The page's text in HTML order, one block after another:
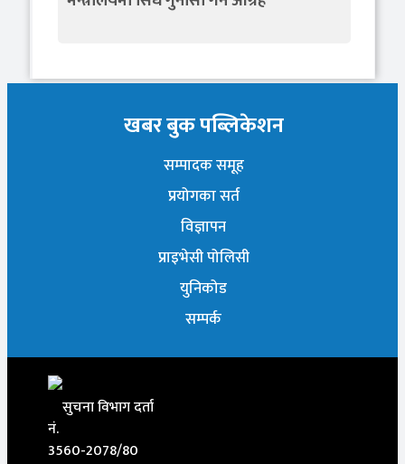
खबर बुक पब्लिकेशन
सम्पादक समूह
प्रयोगका सर्त
विज्ञापन
प्राइभेसी पोलिसी
युनिकोड
सम्पर्क
सुचना विभाग दर्ता
नं.
3560-2078/80